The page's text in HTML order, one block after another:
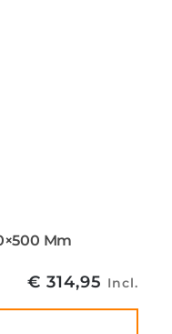
Mm
€ 314,95 Incl.